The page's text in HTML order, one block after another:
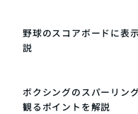
野球のスコアボードに表
説
ボクシングのスパーリン
観るポイントを解説